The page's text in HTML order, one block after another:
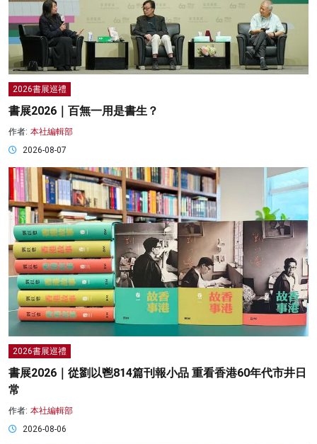
2026書展巡禮
書展2026｜百無一用是書生？
作者: 本社編輯部
2026-08-07
2026書展巡禮
書展2026｜從劉以鬯814篇刊報小品 重看香港60年代市井日
常
作者: 本社編輯部
2026-08-06